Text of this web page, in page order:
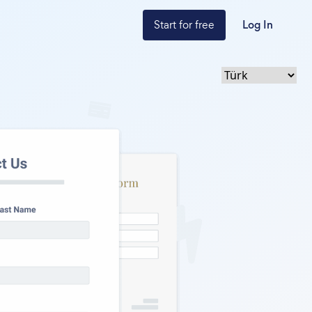
Start for free Log In